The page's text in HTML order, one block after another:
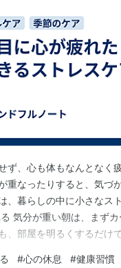
ず、心も体もなんとなく
重なったりすると、気づ
、暮らしの中に小さなス
気分が重い朝は、まず
、部屋を明るくするだけ
#心の休息 #健康習慣